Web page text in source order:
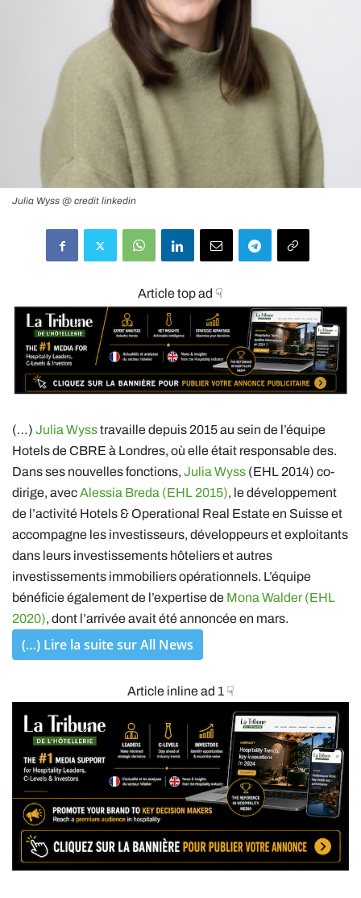
Julia Wyss @ credit linkedin
Article top ad ☟
(…) Julia Wysstravaille depuis 2015 au sein de l’équipe
Hotels de CBRE à Londres, où elle était responsable des.
Dans ses nouvelles fonctions, Julia Wyss (EHL 2014) co-
dirige, avecAlessia Breda (EHL 2015), le développement
de l’activité Hotels & Operational Real Estate en Suisse et
accompagne les investisseurs, développeurs et exploitants
dans leurs investissements hôteliers et autres
investissements immobiliers opérationnels. L’équipe
bénéficie également de l’expertise de Mona Walder (EHL
2020), dont l’arrivée avait été annoncée en mars.
(…) Lire la suite sur All News
Article inline ad 1 ☟